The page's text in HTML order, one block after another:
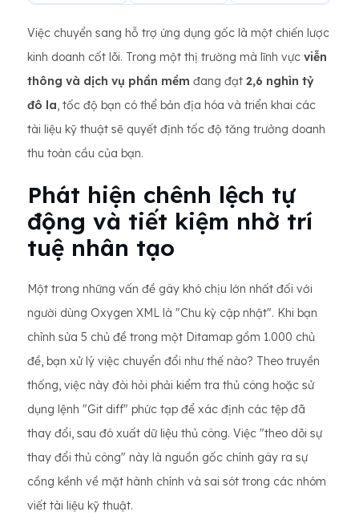
Việc chuyển sang hỗ trợ ứng dụng gốc là một chiến lược
kinh doanh cốt lõi. Trong một thị trường mà lĩnh vực viễn
thông và dịch vụ phần mềm đang đạt 2,6 nghìn tỷ
đô la, tốc độ bạn có thể bản địa hóa và triển khai các
tài liệu kỹ thuật sẽ quyết định tốc độ tăng trưởng doanh
thu toàn cầu của bạn.
Phát hiện chênh lệch tự
động và tiết kiệm nhờ trí
tuệ nhân tạo
Một trong những vấn đề gây khó chịu lớn nhất đối với
người dùng Oxygen XML là "Chu kỳ cập nhật". Khi bạn
chỉnh sửa 5 chủ đề trong một Ditamap gồm 1.000 chủ
đề, bạn xử lý việc chuyển đổi như thế nào? Theo truyền
thống, việc này đòi hỏi phải kiểm tra thủ công hoặc sử
dụng lệnh "Git diff" phức tạp để xác định các tệp đã
thay đổi, sau đó xuất dữ liệu thủ công. Việc "theo dõi sự
thay đổi thủ công" này là nguồn gốc chính gây ra sự
cồng kềnh về mặt hành chính và sai sót trong các nhóm
viết tài liệu kỹ thuật.